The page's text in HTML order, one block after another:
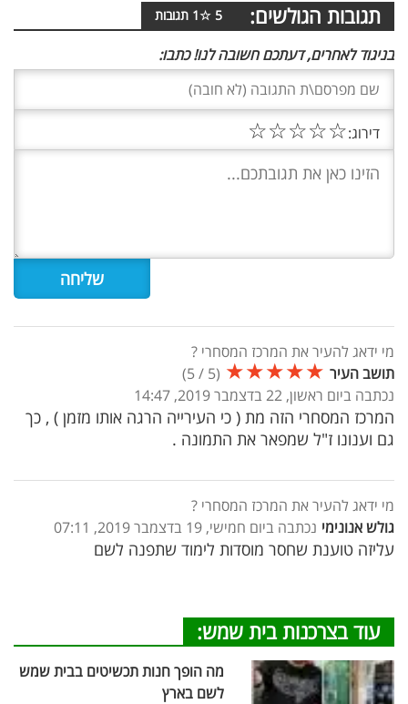
תגובות הגולשים: 5
☆
1 תגובות
בניגוד לאחרים, דעתכם חשובה לנו! כתבו:
דירוג:☆
☆
☆
☆
☆
מי ידאג להעיר את המרכז המסחרי ?
תושב העיר ★
★
★
★
★
(
5
/
5
)
נכתבה ביום ראשון, 22 בדצמבר 2019, 14:47
המרכז המסחרי הזה מת ( כי העירייה הרגה אותו מזמן ) , כך
גם וענונו ז"ל שמפאר את התמונה .
מי ידאג להעיר את המרכז המסחרי ?
גולש אנונימי נכתבה ביום חמישי, 19 בדצמבר 2019, 07:11
עליזה טוענת שחסר מוסדות לימוד שתפנה לשם
עוד בצרכנות בית שמש:
מה הופך חנות תכשיטים בבית שמש
לשם בארץ